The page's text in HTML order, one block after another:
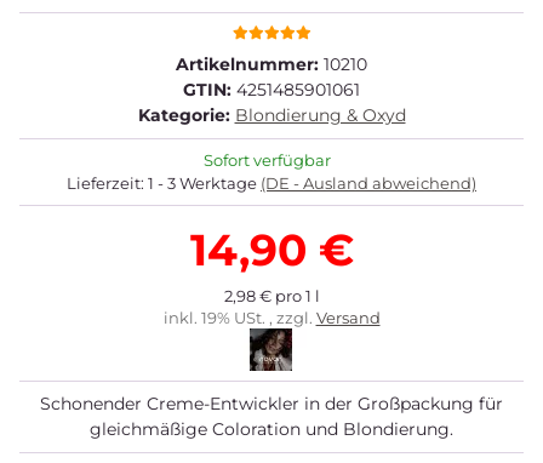
Artikelnummer: 10210
GTIN: 4251485901061
Kategorie: Blondierung & Oxyd
Sofort verfügbar
Lieferzeit: 1 - 3 Werktage (DE - Ausland abweichend)
14,90 €
2,98 € pro 1 l
inkl. 19% USt. , zzgl. Versand
Schonender Creme-Entwickler in der Großpackung für
gleichmäßige Coloration und Blondierung.